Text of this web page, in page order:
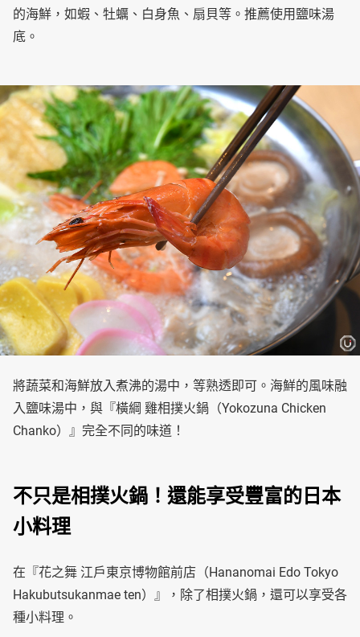
的海鮮，如蝦、牡蠣、白身魚、扇貝等。推薦使用鹽味湯
底。
將蔬菜和海鮮放入煮沸的湯中，等熟透即可。海鮮的風味融
入鹽味湯中，與『橫綱 雞相撲火鍋（Yokozuna Chicken
Chanko）』完全不同的味道！
不只是相撲火鍋！還能享受豐富的日本
小料理
在『花之舞 江戶東京博物館前店（Hananomai Edo Tokyo
Hakubutsukanmae ten）』，除了相撲火鍋，還可以享受各
種小料理。